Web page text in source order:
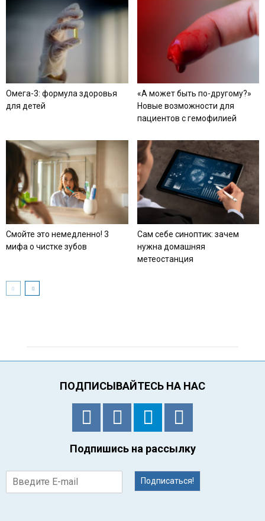
Омега-3: формула здоровья
для детей
«А может быть по-другому?»
Новые возможности для
пациентов с гемофилией
Смойте это немедленно! 3
мифа о чистке зубов
Сам себе синоптик: зачем
нужна домашняя
метеостанция
ПОДПИСЫВАЙТЕСЬ НА НАС
Подпишись на рассылку
Подписаться!